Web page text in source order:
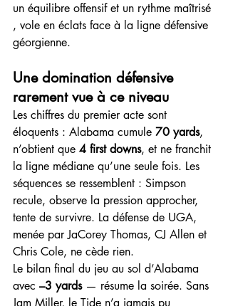
un équilibre offensif et un rythme maîtrisé
, vole en éclats face à la ligne défensive
géorgienne.
Une domination défensive
rarement vue à ce niveau
Les chiffres du premier acte sont
éloquents : Alabama cumule 70 yards,
n’obtient que 4 first downs, et ne franchit
la ligne médiane qu’une seule fois. Les
séquences se ressemblent : Simpson
recule, observe la pression approcher,
tente de survivre. La défense de UGA,
menée par JaCorey Thomas, CJ Allen et
Chris Cole, ne cède rien.
Le bilan final du jeu au sol d’Alabama
avec –3 yards — résume la soirée. Sans